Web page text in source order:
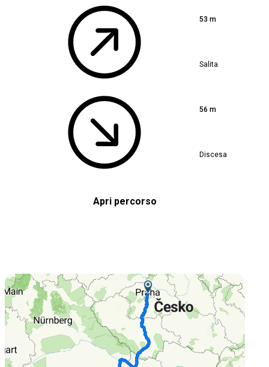
53 m
Salita
56 m
Discesa
Apri percorso